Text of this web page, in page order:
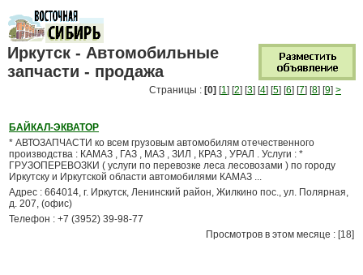
Иркутск - Автомобильные
запчасти - продажа
Страницы : [0] [1] [2] [3] [4] [5] [6] [7] [8] [9] >
БАЙКАЛ-ЭКВАТОР
* АВТОЗАПЧАСТИ ко всем грузовым автомобилям отечественного
производства : КАМАЗ , ГАЗ , МАЗ , ЗИЛ , КРАЗ , УРАЛ . Услуги : *
ГРУЗОПЕРЕВОЗКИ ( услуги по перевозке леса лесовозами ) по городу
Иркутску и Иркутской области автомобилями КАМАЗ ...
Адрес : 664014, г. Иркутск, Ленинский район, Жилкино пос., ул. Полярная,
д. 207, (офис)
Телефон : +7 (3952) 39-98-77
Просмотров в этом месяце : [18]